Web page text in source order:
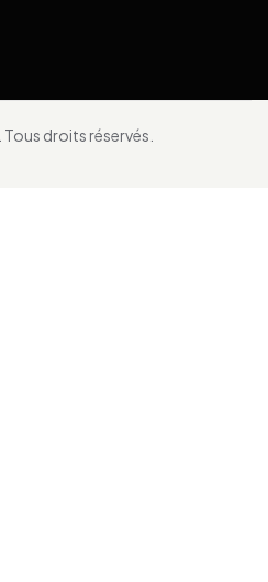
droits réservés.